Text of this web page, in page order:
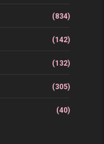
(834)
(142)
(132)
(305)
(40)